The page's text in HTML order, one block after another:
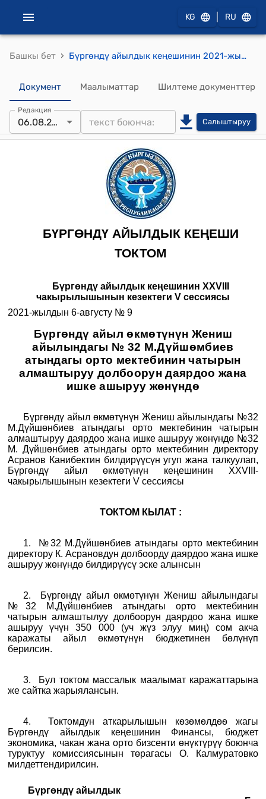
KG RU
Башкы бет › Бүргөндү айылдык кеңешинин 2021-жылдын 6-августундагы № 9 "Бүргөндү айыл өкмөтүнүн Жениш айылындагы № 32 М.Дүйшөмбиев атындагы орто мектебинин чатырын алмаштыруу долбоорун даярдоо жана ишке ашыруу жөнүндө" токтому
Документ Маалыматтар Шилтеме документтер
Редакция
06.08.2021 Салыштыруу